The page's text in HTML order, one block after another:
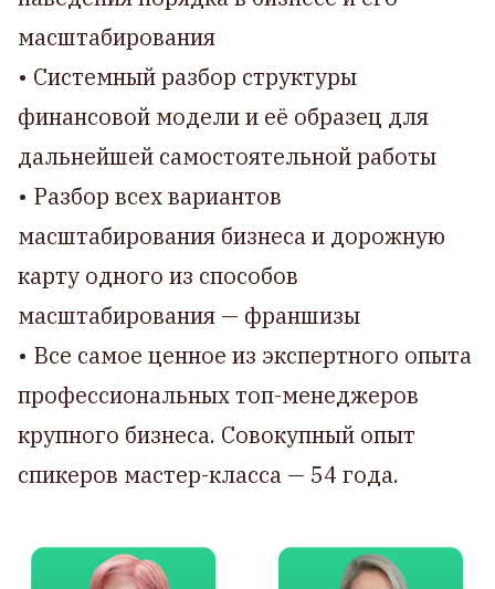
масштабирования
• Системный разбор структуры
финансовой модели и её образец для
дальнейшей самостоятельной работы
• Разбор всех вариантов
масштабирования бизнеса и дорожную
карту одного из способов
масштабирования — франшизы
• Все самое ценное из экспертного опыта
профессиональных топ-менеджеров
крупного бизнеса. Совокупный опыт
спикеров мастер-класса — 54 года.